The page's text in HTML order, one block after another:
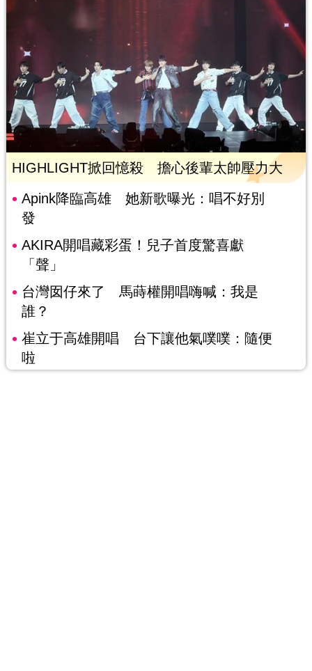
HIGHLIGHT掀回憶殺 擔心後輩太帥壓力大
Apink降臨高雄 她新歌曝光：唱不好別
發
AKIRA開唱藏彩蛋！兒子首度驚喜獻
「聲」
台灣囡仔來了 馬蒔權開唱嗨喊：我是
誰？
崔立于高雄開唱 台下讓他氣噗噗：隨便
啦